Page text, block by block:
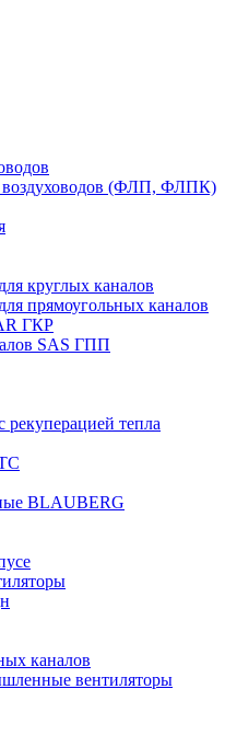
воздуховодов (ФЛП, ФЛПК)
круглых каналов
прямоугольных каналов
ГКР
SAS ГПП
тепла
BLAUBERG
каналов
вентиляторы